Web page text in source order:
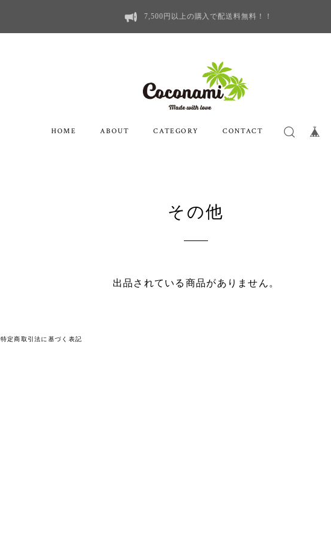
7,500円以上の購入で配送料無料！！
HOME ABOUT CATEGORY CONTACT
その他
出品されている商品がありません。
特定商取引法に基づく表記